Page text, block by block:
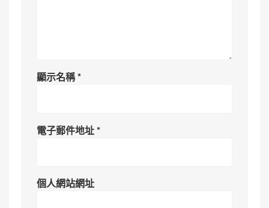
顯示名稱*
電子郵件地址*
個人網站網址